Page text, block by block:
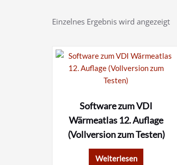
Einzelnes Ergebnis wird angezeigt
Software zum VDI
Wärmeatlas 12. Auflage
(Vollversion zum Testen)
Weiterlesen